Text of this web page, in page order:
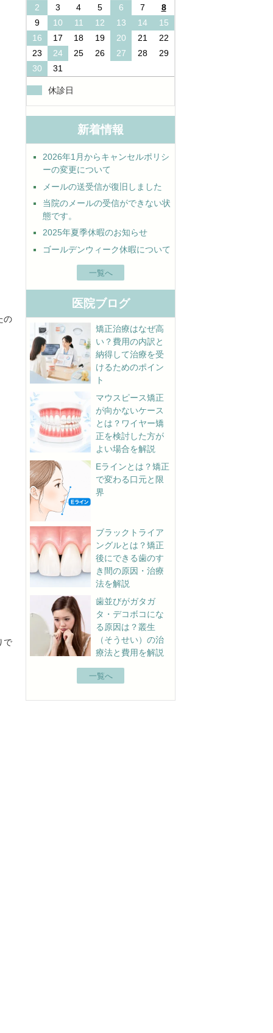
の
で
2
3 4 5 6 7
8
9
10 11 12 13 14
15
16
17 18 19 20 21
22
23
24 25 26 27 28
29
30
31
休診日
新着情報
2026年1月からキャンセルポリシ
ーの変更について
メールの送受信が復旧しました
当院のメールの受信ができない状
態です。
2025年夏季休暇のお知らせ
ゴールデンウィーク休暇について
一覧へ
医院ブログ
矯正治療はなぜ高
い？費用の内訳と
納得して治療を受
けるためのポイン
ト
マウスピース矯正
が向かないケース
とは？ワイヤー矯
正を検討した方が
よい場合を解説
Eラインとは？矯正
で変わる口元と限
界
ブラックトライア
ングルとは？矯正
後にできる歯のす
き間の原因・治療
法を解説
歯並びがガタガ
タ・デコボコにな
る原因は？叢生
（そうせい）の治
療法と費用を解説
一覧へ